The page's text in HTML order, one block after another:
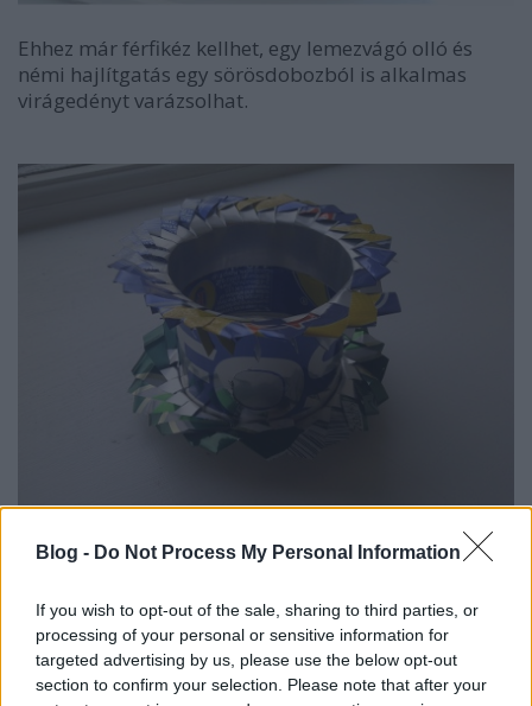
Blog - Do Not Process My Personal Information
If you wish to opt-out of the sale, sharing to third parties, or
processing of your personal or sensitive information for
targeted advertising by us, please use the below opt-out
section to confirm your selection. Please note that after your
Ehhez már férfikéz kellhet, egy lemezvágó olló és
némi hajlítgatás egy sörösdobozból is alkalmas
virágedényt varázsolhat.
pedig üres, akkor máris költözhet bele egy virág,
vagy például fűszernövény. Ehhez a megoldáshoz
igazán nem kell sokat fúrni-faragni, csak egy alapos
öblítés, és kezdődhet az ültetés!